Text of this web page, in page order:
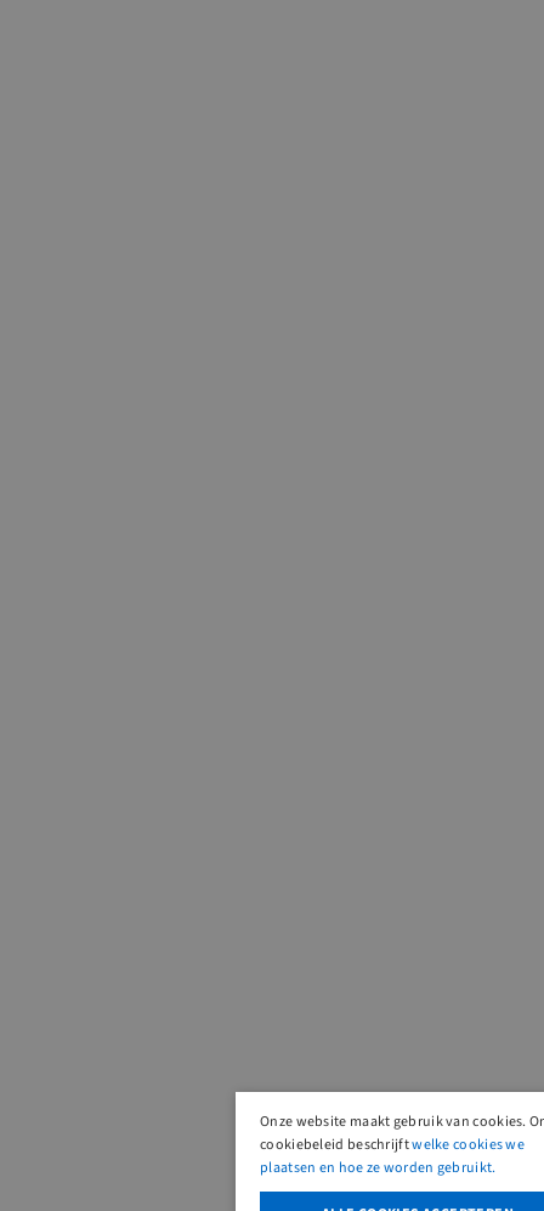
Onze website maakt gebruik van cookies.
cookiebeleid beschrijftwelke cookies we
plaatsen en hoe ze worden gebruikt.